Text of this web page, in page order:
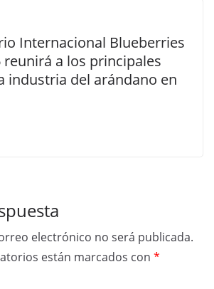
Internacional Blueberries
reunirá a los principales
industria del arándano en
electrónico no será publicada.
están marcados con *